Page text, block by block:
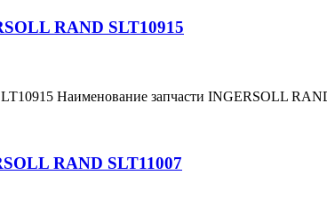
RAND SLT10915
Наименование запчасти INGERSOLL
RAND SLT11007